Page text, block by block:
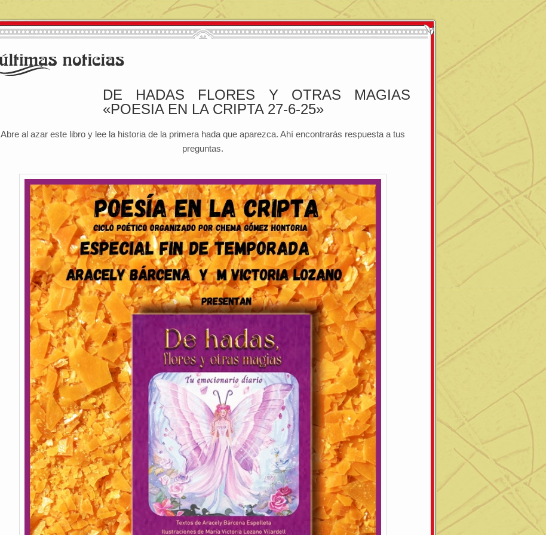
DE HADAS FLORES Y OTRAS MAGIAS
«POESIA EN LA CRIPTA 27-6-25»
Abre al azar este libro y lee la historia de la primera hada que aparezca. Ahí encontrarás respuesta a tus
preguntas.